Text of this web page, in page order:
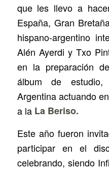
que les llevo a
España, Gran
hispano-argentino
Alén Ayerdi y Txo
en la preparación
álbum de
Argentina actuando
a la La Beriso.
Este año fueron
participar en el
celebrando, siendo